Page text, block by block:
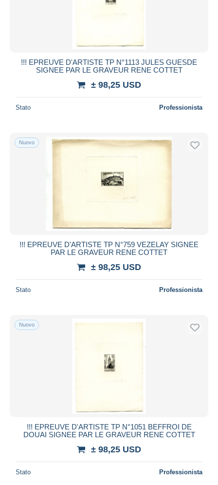
!!! EPREUVE D'ARTISTE TP N°1113 JULES GUESDE
SIGNEE PAR LE GRAVEUR RENE COTTET
± 98,25 USD
Stato Professionista
Nuovo
!!! EPREUVE D'ARTISTE TP N°759 VEZELAY SIGNEE
PAR LE GRAVEUR RENE COTTET
± 98,25 USD
Stato Professionista
Nuovo
!!! EPREUVE D'ARTISTE TP N°1051 BEFFROI DE
DOUAI SIGNEE PAR LE GRAVEUR RENE COTTET
± 98,25 USD
Stato Professionista